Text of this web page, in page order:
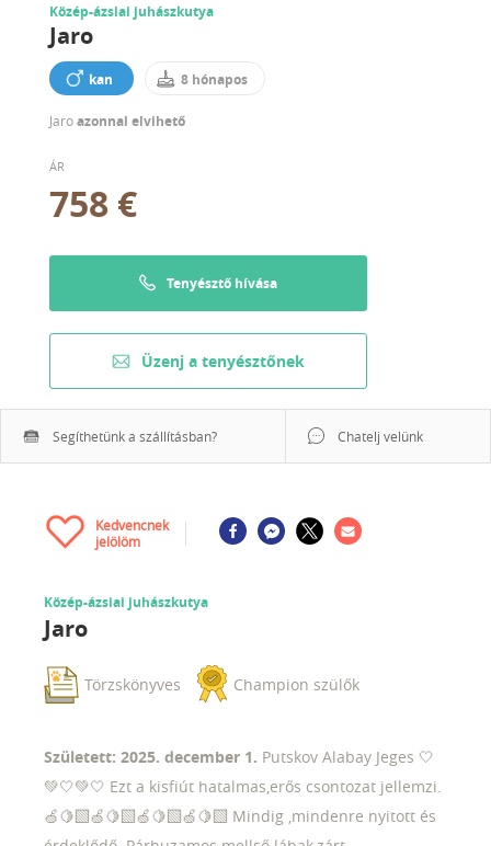
Közép-ázsiai juhászkutya
Jaro
kan 8 hónapos
Jaroazonnal elvihető
ÁR
758 €
Tenyésztő hívása
Üzenj a tenyésztőnek
Segíthetünk a szállításban? Chatelj velünk
Kedvencnek
jelölöm
Közép-ázsiai juhászkutya
Jaro
Törzskönyves Champion szülők
Született: 2025. december 1. Putskov Alabay Jeges 🤍
💚🤍💚🤍 Ezt a kisfiút hatalmas,erős csontozat jellemzi.
🍏🍋‍🟩🍏🍋‍🟩🍏🍋‍🟩🍏🍋‍🟩 Mindig ,mindenre nyitott és